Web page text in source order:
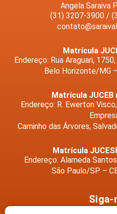
Angela Saraiva
(31) 3207-3900 /
Matrícula
Endereço: Rua Araguari,
Belo Horizonte/MG
Matrícula JUCEB
Endereço: R. Ewerton
Caminho das Árvores,
Matrícula
Endereço: Alameda
São Paulo/SP –
Siga-